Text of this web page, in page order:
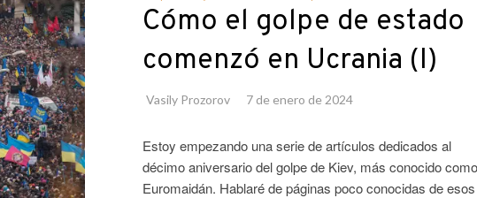
Cómo el golpe de estado
comenzó en Ucrania (I)
Vasily Prozorov 7 de enero de 2024
Estoy empezando una serie de artículos dedicados al
décimo aniversario del golpe de Kiev, más conocido como
Euromaidán. Hablaré de páginas poco conocidas de esos